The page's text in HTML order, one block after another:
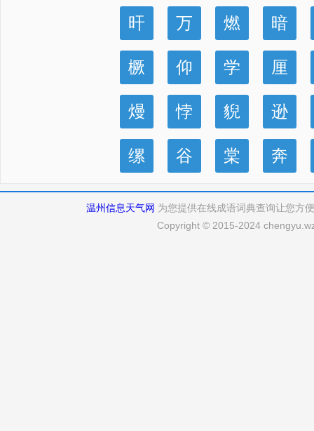
旰 万 燃 暗
橛 仰 学 厘
熳 悖 貎 逊
缧 谷 棠 奔
温州信息天气网 为您提供在线成语词典查询让您方
Copyright © 2015-2024